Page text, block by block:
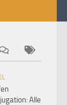
Alle